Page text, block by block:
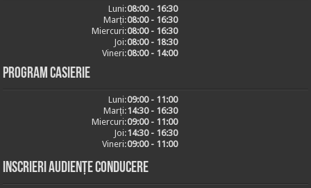
Luni:08:00 - 16:30
Marți:08:00 - 16:30
Miercuri:08:00 - 16:30
Joi:08:00 - 18:30
Vineri:08:00 - 14:00
Program casierie
Luni:09:00 - 11:00
Marți:14:30 - 16:30
Miercuri:09:00 - 11:00
Joi:14:30 - 16:30
Vineri:09:00 - 11:00
Inscrieri audiențe conducere